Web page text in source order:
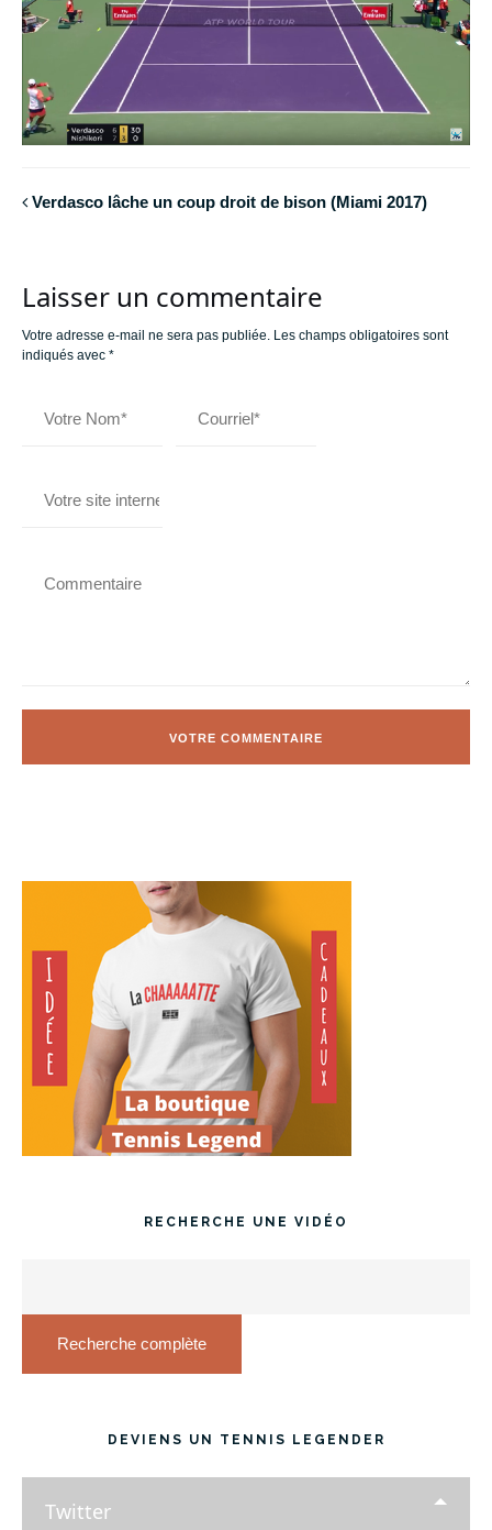
Verdasco lâche un coup droit de bison (Miami 2017)
Laisser un commentaire
Votre adresse e-mail ne sera pas publiée. Les champs obligatoires sont
indiqués avec *
RECHERCHE UNE VIDÉO
Recherche complète
DEVIENS UN TENNIS LEGENDER
Twitter